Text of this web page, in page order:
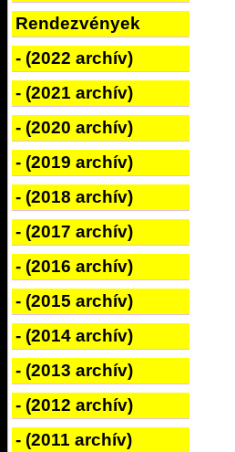
Rendezvények
- (2022 archív)
- (2021 archív)
- (2020 archív)
- (2019 archív)
- (2018 archív)
- (2017 archív)
- (2016 archív)
- (2015 archív)
- (2014 archív)
- (2013 archív)
- (2012 archív)
- (2011 archív)